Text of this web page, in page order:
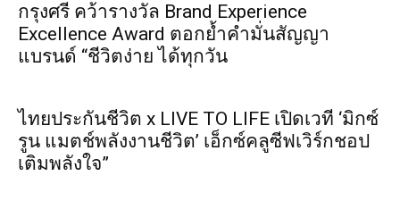
กรุงศรี คว้ารางวัล Brand Experience
Excellence Award ตอกย้ำคำมั่นสัญญา
แบรนด์ “ชีวิตง่าย ได้ทุกวัน
ไทยประกันชีวิต x LIVE TO LIFE เปิดเวที ‘มิกซ์
รูน แมตช์พลังงานชีวิต’ เอ็กซ์คลูซีฟเวิร์กชอป
เติมพลังใจ”